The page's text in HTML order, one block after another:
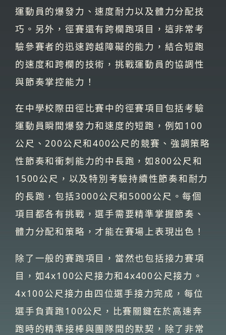
運動員的爆發力、速度耐力以及體力分配技
巧。另外，徑賽還有跨欄跑項目，這非常考
驗參賽者的迅速跨越障礙的能力，結合短跑
的速度和跨欄的技術，挑戰運動員的協調性
與節奏掌控能力！
在中學校際田徑比賽中的徑賽項目包括考驗
運動員瞬間爆發力和速度的短跑，例如100
公尺、200公尺和400公尺的競賽、強調策略
性節奏和衝刺能力的中長跑，如800公尺和
1500公尺，以及特別考驗持續性節奏和耐力
的長跑，包括3000公尺和5000公尺。每個
項目都各有挑戰，選手需要精準掌握節奏、
體力分配和策略，才能在賽場上表現出色！
除了一般的賽跑項目，當然也包括接力賽項
目，如4x100公尺接力和4x400公尺接力。
4x100公尺接力由四位選手接力完成，每位
選手負責跑100公尺，比賽關鍵在於高速奔
跑時的精準接棒與團隊間的默契，除了非常